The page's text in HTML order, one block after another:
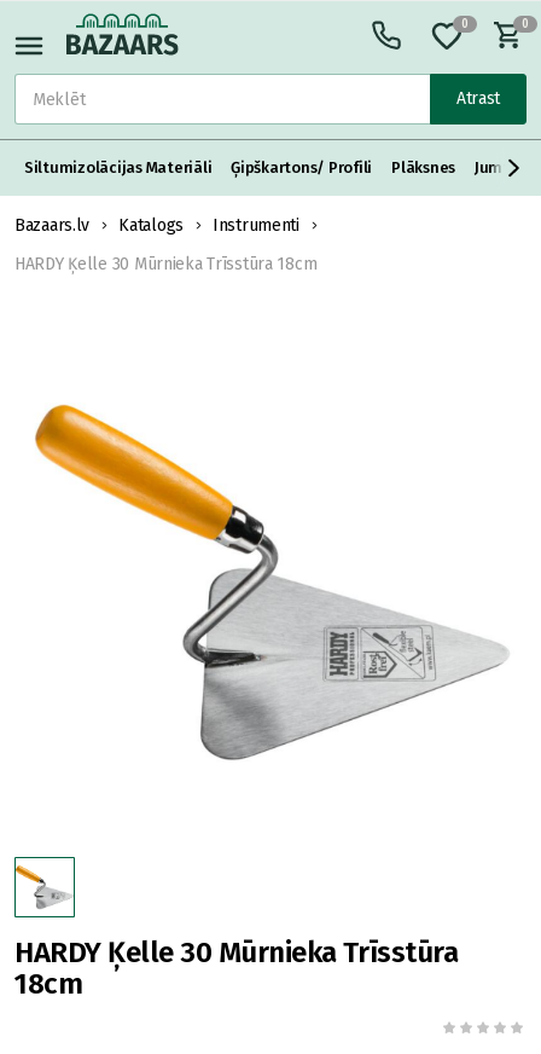
Atrast
0 0
Siltumizolācijas Materiāli Ģipškartons/ Profili Plāksnes Jumta
Bazaars.lv Katalogs
Instrumenti
HARDY Ķelle 30 Mūrnieka Trīsstūra 18cm
HARDY Ķelle 30 Mūrnieka Trīsstūra
18cm